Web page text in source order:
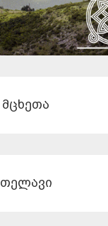
მცხეთა
თელავი